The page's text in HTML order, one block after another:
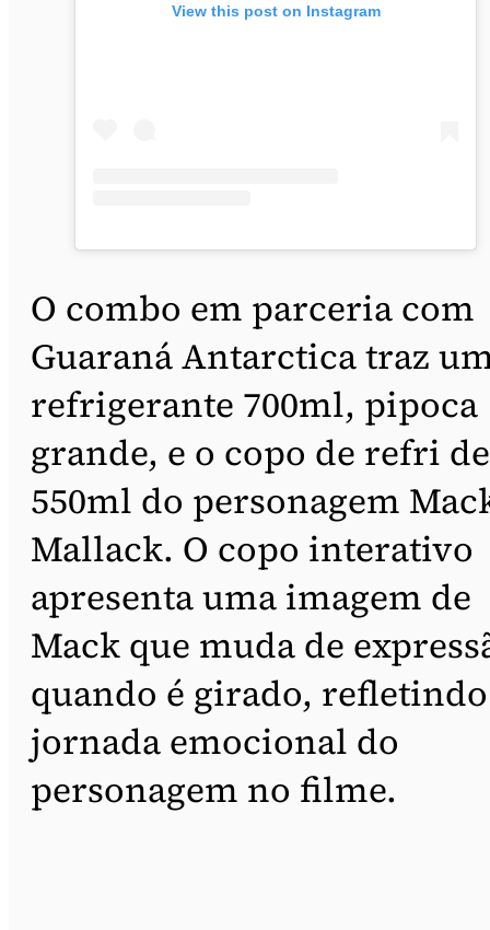
View this post on Instagram
O combo em parceria com
Guaraná Antarctica traz
refrigerante 700ml, pipoca
grande, e o copo de refri de
550ml do personagem
Mallack. O copo interativo
apresenta uma imagem de
Mack que muda de
quando é girado,
jornada emocional do
personagem no filme.